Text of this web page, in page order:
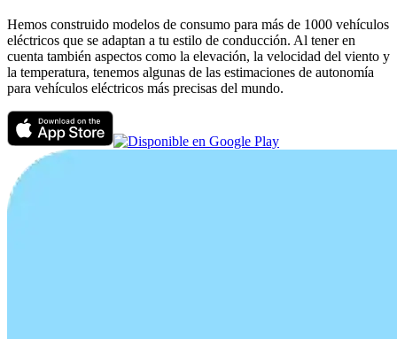
Hemos construido modelos de consumo para más de 1000 vehículos
eléctricos que se adaptan a tu estilo de conducción. Al tener en
cuenta también aspectos como la elevación, la velocidad del viento y
la temperatura, tenemos algunas de las estimaciones de autonomía
para vehículos eléctricos más precisas del mundo.